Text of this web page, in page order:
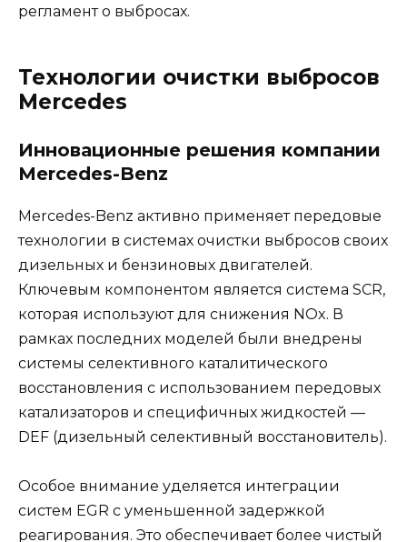
регламент о выбросах.
Технологии очистки выбросов
Mercedes
Инновационные решения компании
Mercedes-Benz
Mercedes-Benz активно применяет передовые
технологии в системах очистки выбросов своих
дизельных и бензиновых двигателей.
Ключевым компонентом является система SCR,
которая используют для снижения NOx. В
рамках последних моделей были внедрены
системы селективного каталитического
восстановления с использованием передовых
катализаторов и специфичных жидкостей —
DEF (дизельный селективный восстановитель).
Особое внимание уделяется интеграции
систем EGR с уменьшенной задержкой
реагирования. Это обеспечивает более чистый